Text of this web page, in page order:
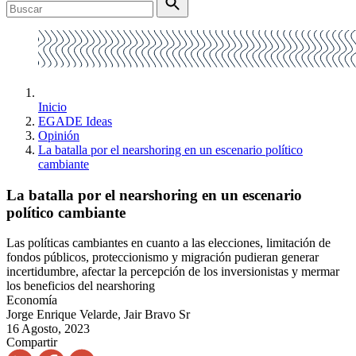
Inicio
EGADE Ideas
Opinión
La batalla por el nearshoring en un escenario político
cambiante
La batalla por el nearshoring en un escenario
político cambiante
Las políticas cambiantes en cuanto a las elecciones, limitación de
fondos públicos, proteccionismo y migración pudieran generar
incertidumbre, afectar la percepción de los inversionistas y mermar
los beneficios del nearshoring
Economía
Jorge Enrique Velarde, Jair Bravo Sr
16 Agosto, 2023
Compartir